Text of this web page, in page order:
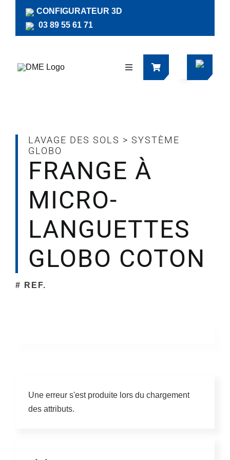
contenu
CONFIGURATEUR 3D
03 89 55 61 71
Navigation
Documentations
LAVAGE DES SOLS > SYSTÈME
GLOBO
FRANGE À
MICRO-
LANGUETTES
GLOBO COTON
# REF.
Une erreur s'est produite lors du chargement
des attributs.